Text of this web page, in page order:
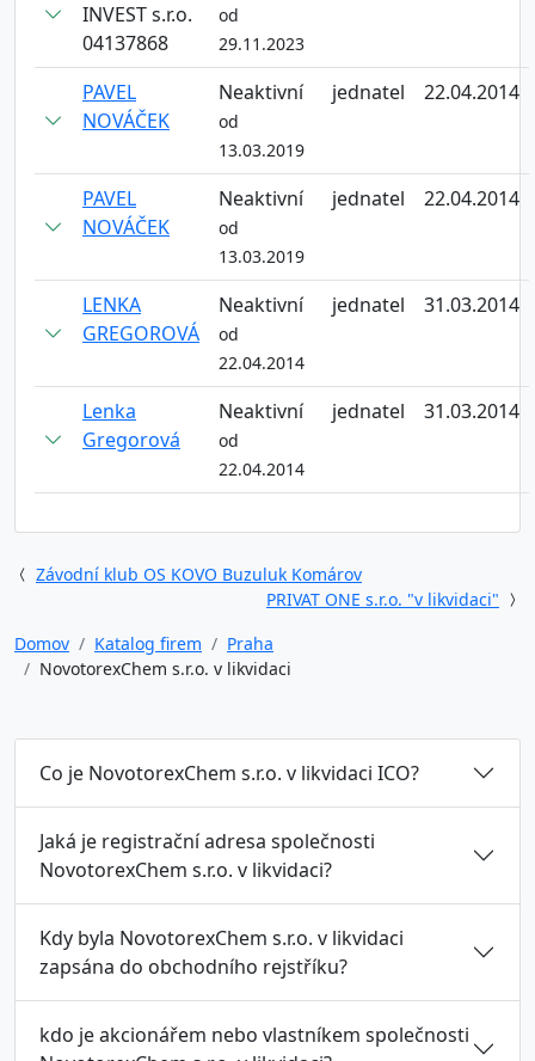
INVEST s.r.o.
04137868
od
29.11.2023
PAVEL
NOVÁČEK
Neaktivní
od
13.03.2019
jednatel 22.04.2014
PAVEL
NOVÁČEK
Neaktivní
od
13.03.2019
jednatel 22.04.2014
LENKA
GREGOROVÁ
Neaktivní
od
22.04.2014
jednatel 31.03.2014
Lenka
Gregorová
Neaktivní
od
22.04.2014
jednatel 31.03.2014
Závodní klub OS KOVO Buzuluk Komárov
PRIVAT ONE s.r.o. "v likvidaci"
Domov
Katalog firem
Praha
NovotorexChem s.r.o. v likvidaci
Co je NovotorexChem s.r.o. v likvidaci ICO?
Jaká je registrační adresa společnosti
NovotorexChem s.r.o. v likvidaci?
Kdy byla NovotorexChem s.r.o. v likvidaci
zapsána do obchodního rejstříku?
kdo je akcionářem nebo vlastníkem společnosti